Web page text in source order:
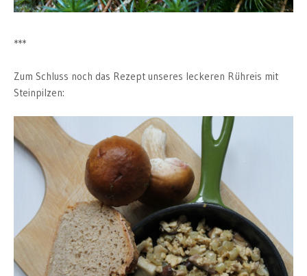
***
Zum Schluss noch das Rezept unseres leckeren Rühreis mit
Steinpilzen: